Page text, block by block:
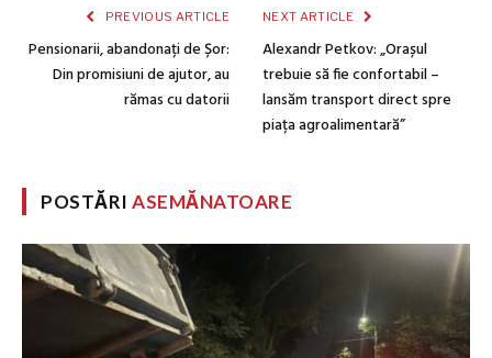
PREVIOUS ARTICLE
Pensionarii, abandonați de Șor:
Din promisiuni de ajutor, au
rămas cu datorii
NEXT ARTICLE
Alexandr Petkov: „Orașul
trebuie să fie confortabil –
lansăm transport direct spre
piața agroalimentară”
POSTĂRIASEMĂNATOARE